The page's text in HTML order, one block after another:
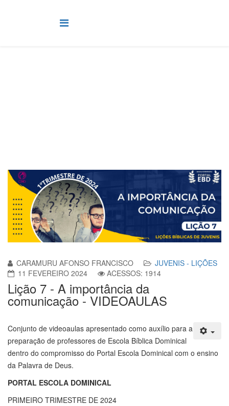
CARAMURU AFONSO FRANCISCO
JUVENIS - LIÇÕES
11 FEVEREIRO 2024
ACESSOS: 1914
Lição 7 - A importância da
comunicação - VIDEOAULAS
Conjunto de videoaulas apresentado como auxílio para a
preparação de professores de Escola Bíblica Dominical
dentro do compromisso do Portal Escola Dominical com o ensino
da Palavra de Deus.
PORTAL ESCOLA DOMINICAL
PRIMEIRO TRIMESTRE DE 2024